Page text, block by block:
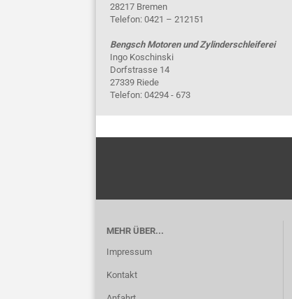
28217 Bremen
Telefon: 0421 – 212151
Bengsch Motoren und Zylinderschleiferei
Ingo Koschinski
Dorfstrasse 14
27339 Riede
Telefon: 04294 - 673
MEHR ÜBER...
Impressum
Kontakt